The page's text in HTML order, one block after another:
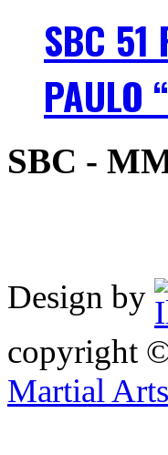
SBC
PAULO
SBC -
Design by
copyright
Martial